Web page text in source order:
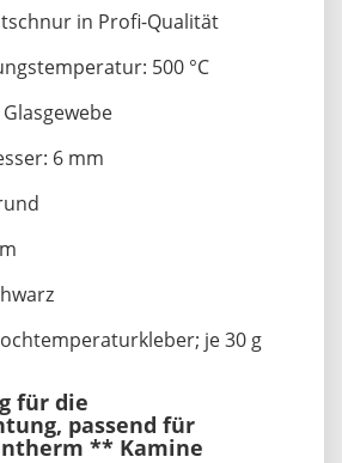
in Profi-Qualität
500 °C
6 mm
je 30 g
für die
passend für
** Kamine